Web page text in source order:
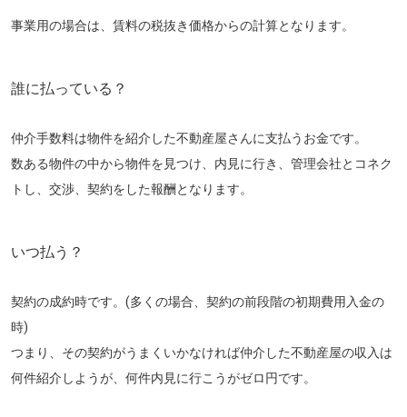
事業用の場合は、賃料の税抜き価格からの計算となります。
誰に払っている？
仲介手数料は物件を紹介した不動産屋さんに支払うお金です。
数ある物件の中から物件を見つけ、内見に行き、管理会社とコネク
トし、交渉、契約をした報酬となります。
いつ払う？
契約の成約時です。(多くの場合、契約の前段階の初期費用入金の
時)
つまり、その契約がうまくいかなければ仲介した不動産屋の収入は
何件紹介しようが、何件内見に行こうがゼロ円です。